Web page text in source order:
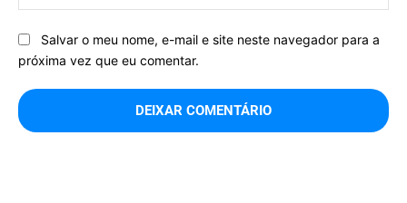
Salvar o meu nome, e-mail e site neste navegador para a
próxima vez que eu comentar.